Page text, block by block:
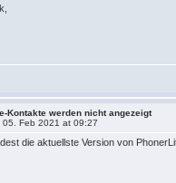
Kontakte werden nicht angezeigt
05. Feb 2021 at 09:27
die aktuellste Version von